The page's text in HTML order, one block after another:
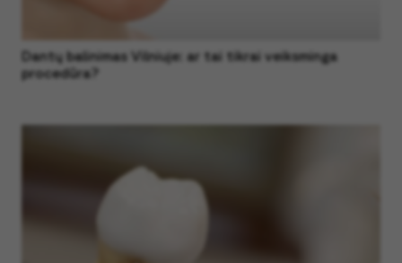
Dantų balinimas Vilniuje: ar tai tikrai veiksminga
procedūra?